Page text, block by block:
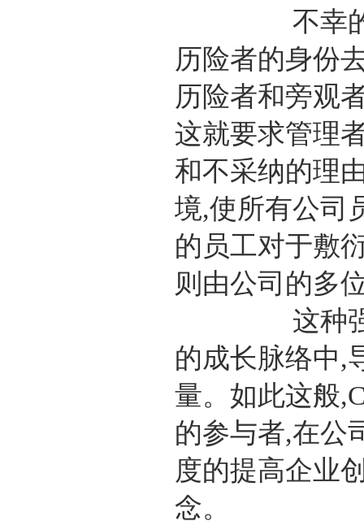
不幸的是,
历险者的身份
历险者和旁观
这就要求管理
和不采纳的理
境,使所有公司
的员工对于敷
则由公司的多
这种强制性
的成长脉络中,
量。如此这般
的参与者,在公
度的提高企业
念。